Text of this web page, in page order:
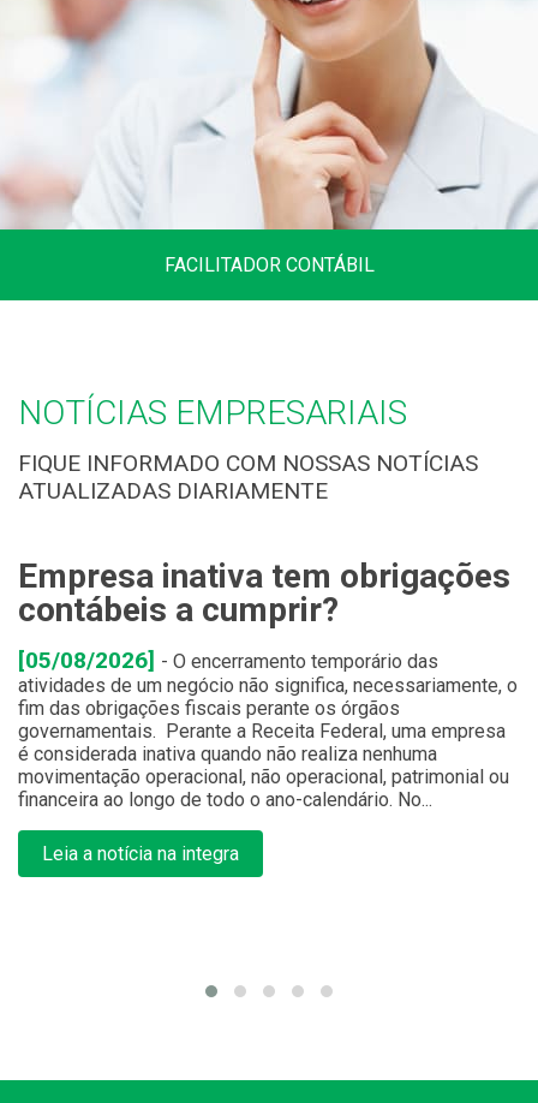
secretarias.
FACILITADOR CONTÁBIL
NOTÍCIAS EMPRESARIAIS
FIQUE INFORMADO COM NOSSAS NOTÍCIAS
ATUALIZADAS DIARIAMENTE
Empresa inativa tem obrigações
contábeis a cumprir?
[05/08/2026] - O encerramento temporário das
atividades de um negócio não significa, necessariamente, o
fim das obrigações fiscais perante os órgãos
governamentais. Perante a Receita Federal, uma empresa
é considerada inativa quando não realiza nenhuma
movimentação operacional, não operacional, patrimonial ou
financeira ao longo de todo o ano-calendário. No...
Leia a notícia na integra